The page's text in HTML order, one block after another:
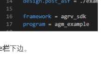
栏下边。